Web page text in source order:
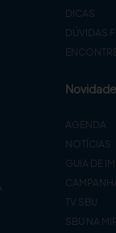
DICAS
DÚVIDAS
AGENDA
NOTÍCIAS
GUIA DE
TV SBU
SBU NA